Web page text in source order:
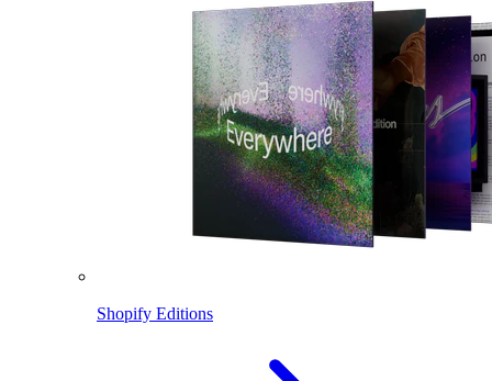
Shopify Editions